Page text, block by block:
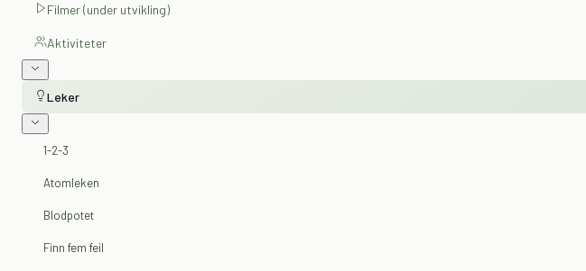
Filmer (under utvikling)
Aktiviteter
Leker
1-2-3
Atomleken
Blodpotet
Finn fem feil